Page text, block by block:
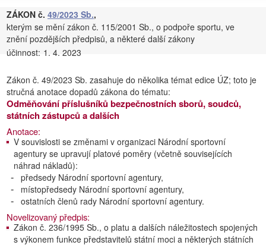
ZÁKON č. 49/2023 Sb.,
kterým se mění zákon č. 115/2001 Sb., o podpoře sportu, ve
znění pozdějších předpisů, a některé další zákony
účinnost: 1. 4. 2023
Zákon č. 49/2023 Sb. zasahuje do několika témat edice ÚZ; toto je
stručná anotace dopadů zákona do tématu:
Odměňování příslušníků bezpečnostních sborů, soudců,
státních zástupců a dalších
Anotace:
V souvislosti se změnami v organizaci Národní sportovní
agentury se upravují platové poměry (včetně souvisejících
náhrad nákladů):
předsedy Národní sportovní agentury,
místopředsedy Národní sportovní agentury,
ostatních členů rady Národní sportovní agentury.
Novelizovaný předpis:
Zákon č. 236/1995 Sb., o platu a dalších náležitostech spojených
s výkonem funkce představitelů státní moci a některých státních